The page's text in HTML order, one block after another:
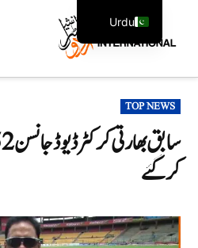
POSTED
IN
TOP NEWS
کر گئے
Urdu
English